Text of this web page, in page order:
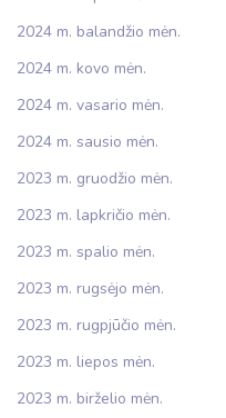
2024 m. balandžio mėn.
2024 m. kovo mėn.
2024 m. vasario mėn.
2024 m. sausio mėn.
2023 m. gruodžio mėn.
2023 m. lapkričio mėn.
2023 m. spalio mėn.
2023 m. rugsėjo mėn.
2023 m. rugpjūčio mėn.
2023 m. liepos mėn.
2023 m. birželio mėn.